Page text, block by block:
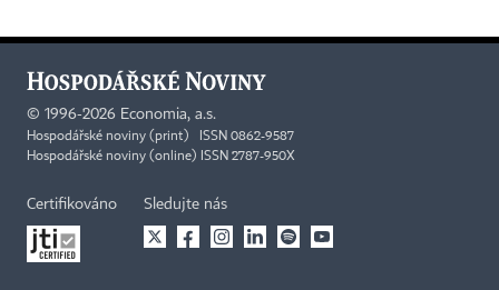
© 1996-2026 Economia, a.s.
Hospodářské noviny (print) ISSN 0862-9587
Hospodářské noviny (online) ISSN 2787-950X
Certifikováno Sledujte nás